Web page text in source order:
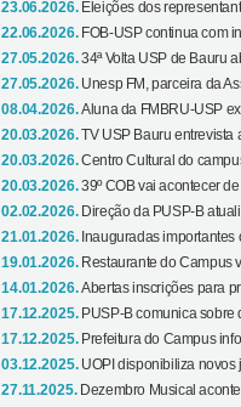
23.06.2026. Eleições dos
22.06.2026. FOB-USP continua com
27.05.2026.34ª Volta USP de Bauru
27.05.2026. Unesp FM, parceira da
08.04.2026.Aluna da FMBRU-USP
20.03.2026.TV USP Bauru entrevista
20.03.2026.Centro Cultural do
20.03.2026.39º COB vai acontecer
02.02.2026. Direção da PUSP-B
21.01.2026. Inauguradas
19.01.2026. Restaurante do Campus
14.01.2026.Abertas inscrições para
17.12.2025. PUSP-B comunica sobre
17.12.2025. Prefeitura do Campus
03.12.2025. UOPI disponibiliza novos
27.11.2025. Dezembro Musical